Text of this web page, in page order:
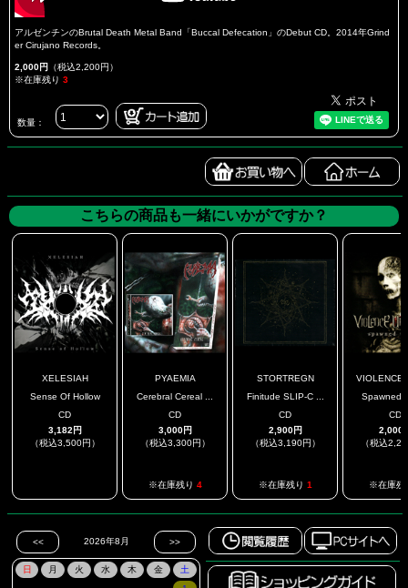
アルゼンチンのBrutal Death Metal Band「Buccal Defecation」のDebut CD。2014年Grind
er Cirujano Records。
2,000円 （税込2,200円）
※在庫残り 3
数量：
こちらの商品も一緒にいかがですか？
XELESIAH
Sense Of Hollow
CD
3,182円
（税込3,500円）
PYAEMIA
Cerebral Cereal ...
CD
3,000円
（税込3,300円）
※在庫残り 4
STORTREGN
Finitude SLIP-C ...
CD
2,900円
（税込3,190円）
※在庫残り 1
VIOLENCE
Spawned
CD
2,000
（税込
※在庫残